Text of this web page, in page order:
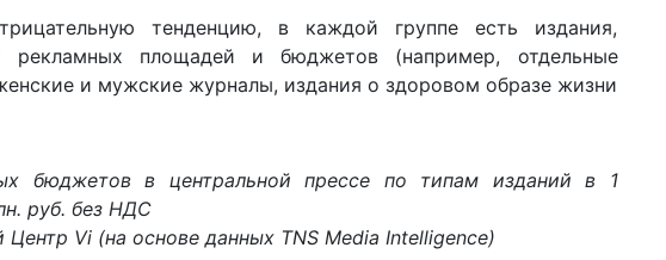
тенденцию, в каждой группе есть издания,
рекламных площадей и бюджетов (например, отдельные
и мужские журналы, издания о здоровом образе жизни
бюджетов в центральной прессе по типам изданий в 1
руб. без НДС
Центр Vi (на основе данных TNS Media Intelligence)